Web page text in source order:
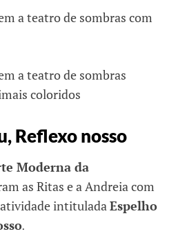
Reflexo nosso
Moderna da
as Ritas e a Andreia com
intitulada Espelho
.